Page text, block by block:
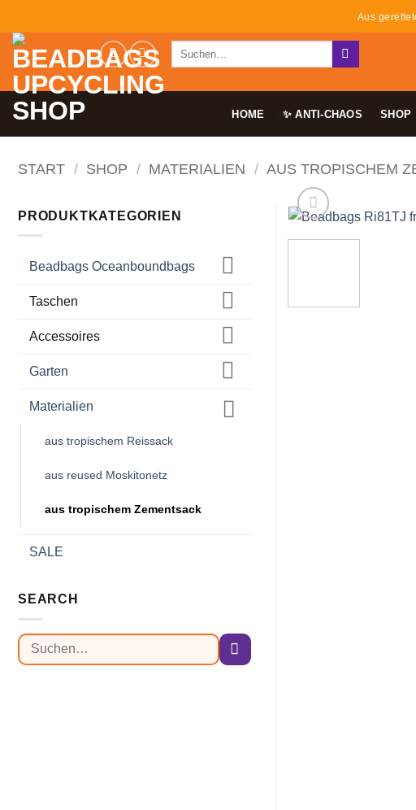
Inhalt
springen
Aus
Suchen
HOME ✨ ANTI-CHAOS SHOP
START / SHOP / MATERIALIEN / AUS TROPISCHEM
PRODUKTKATEGORIEN
Beadbags Oceanboundbags
Taschen
Accessoires
Garten
Materialien
aus tropischem Reissack
aus reused Moskitonetz
aus tropischem Zementsack
SALE
SEARCH
Suchen
nach: